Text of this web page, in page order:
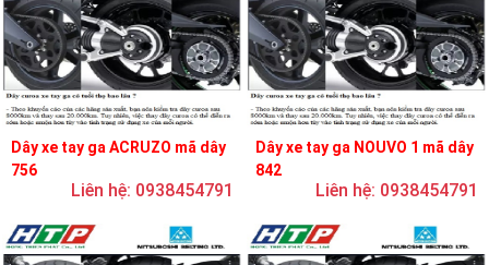
Dây xe tay ga ACRUZO mã dây
756
Liên hệ: 0938454791
Dây xe tay ga NOUVO 1 mã dây
842
Liên hệ: 0938454791